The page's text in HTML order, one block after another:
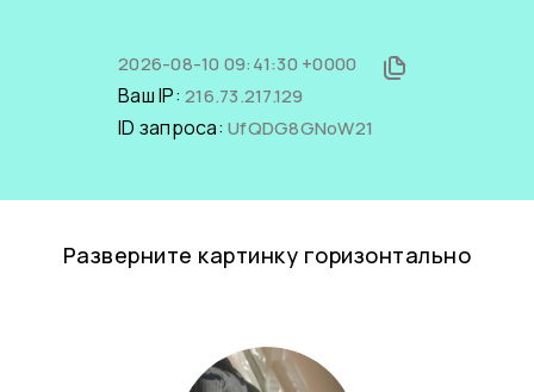
2026-08-10 09:41:30 +0000
Ваш IP: 216.73.217.129
ID запроса: UfQDG8GNoW21
Разверните картинку горизонтально